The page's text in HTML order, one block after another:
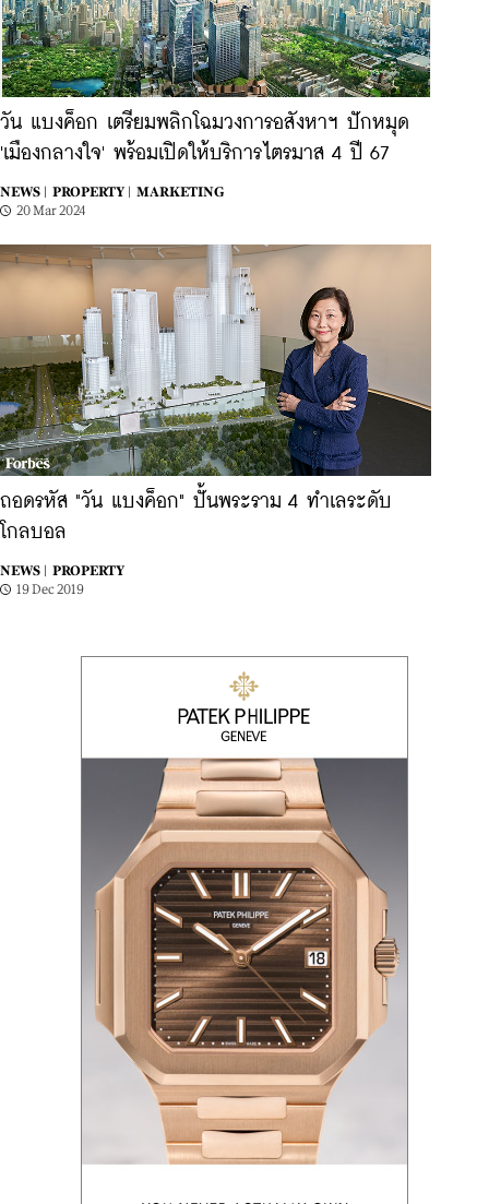
วัน แบงค็อก เตรียมพลิกโฉมวงการอสังหาฯ ปักหมุด
'เมืองกลางใจ' พร้อมเปิดให้บริการไตรมาส 4 ปี 67
NEWS | PROPERTY |
MARKETING
20 Mar 2024
ถอดรหัส "วัน แบงค็อก" ปั้นพระราม 4 ทำเลระดับ
โกลบอล
NEWS |
PROPERTY
19 Dec 2019